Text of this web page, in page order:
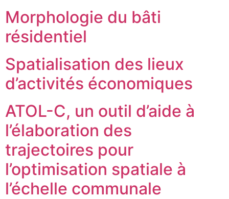
Morphologie du bâti
résidentiel
Spatialisation des lieux
d’activités économiques
ATOL-C, un outil d’aide à
l’élaboration des
trajectoires pour
l’optimisation spatiale à
l’échelle communale